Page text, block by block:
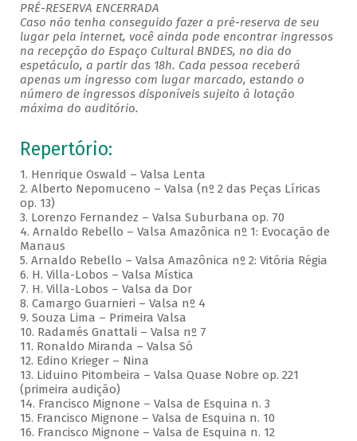
PRÉ-RESERVA ENCERRADA
Caso não tenha conseguido fazer a pré-reserva de seu
lugar pela internet, você ainda pode encontrar ingressos
na recepção do Espaço Cultural BNDES, no dia do
espetáculo, a partir das 18h. Cada pessoa receberá
apenas um ingresso com lugar marcado, estando o
número de ingressos disponíveis sujeito à lotação
máxima do auditório.
Repertório:
1. Henrique Oswald – Valsa Lenta
2. Alberto Nepomuceno – Valsa (nº 2 das Peças Líricas
op. 13)
3. Lorenzo Fernandez – Valsa Suburbana op. 70
4. Arnaldo Rebello – Valsa Amazônica nº 1: Evocação de
Manaus
5. Arnaldo Rebello – Valsa Amazônica nº 2: Vitória Régia
6. H. Villa-Lobos – Valsa Mística
7. H. Villa-Lobos – Valsa da Dor
8. Camargo Guarnieri – Valsa nº 4
9. Souza Lima – Primeira Valsa
10. Radamés Gnattali – Valsa nº 7
11. Ronaldo Miranda – Valsa Só
12. Edino Krieger – Nina
13. Liduino Pitombeira – Valsa Quase Nobre op. 221
(primeira audição)
14. Francisco Mignone – Valsa de Esquina n. 3
15. Francisco Mignone – Valsa de Esquina n. 10
16. Francisco Mignone – Valsa de Esquina n. 12